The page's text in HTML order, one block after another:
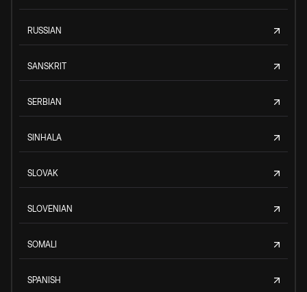
RUSSIAN
SANSKRIT
SERBIAN
SINHALA
SLOVAK
SLOVENIAN
SOMALI
SPANISH